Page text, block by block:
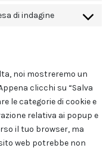
service
di indagine
Consent
noi mostreremo un
clicchi su “Salva
le categorie di cookie e
relativa ai popup e
il tuo browser, ma
web potrebbe non